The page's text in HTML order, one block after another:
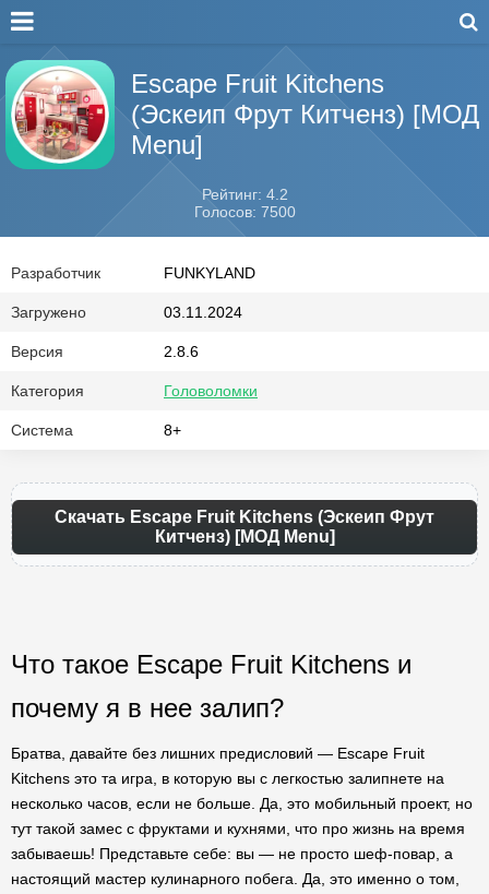
Escape Fruit Kitchens
(Эскеип Фрут Китченз) [МОД
Menu]
Рейтинг: 4.2
Голосов: 7500
Разработчик FUNKYLAND
Загружено 03.11.2024
Версия 2.8.6
Категория Головоломки
Система 8+
Скачать Escape Fruit Kitchens (Эскеип Фрут
Китченз) [МОД Menu]
Что такое Escape Fruit Kitchens и
почему я в нее залип?
Братва, давайте без лишних предисловий — Escape Fruit
Kitchens это та игра, в которую вы с легкостью залипнете на
несколько часов, если не больше. Да, это мобильный проект, но
тут такой замес с фруктами и кухнями, что про жизнь на время
забываешь! Представьте себе: вы — не просто шеф-повар, а
настоящий мастер кулинарного побега. Да, это именно о том,